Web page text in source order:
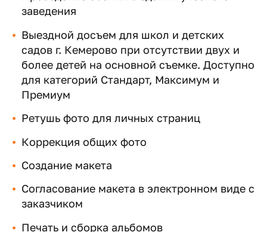
заведения
Выездной досъем для школ и детских
садов г. Кемерово при отсутствии двух и
более детей на основной съемке. Доступно
для категорий Стандарт, Максимум и
Премиум
Ретушь фото для личных страниц
Коррекция общих фото
Создание макета
Согласование макета в электронном виде с
заказчиком
Печать и сборка альбомов